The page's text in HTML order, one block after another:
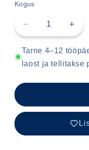
Kogus
Vähenda
Purelux
Black
Boost
S200
Gen2
/
cm
Lisa
S200
/
20
cm
Tarne 4–12
laost ja tellitakse